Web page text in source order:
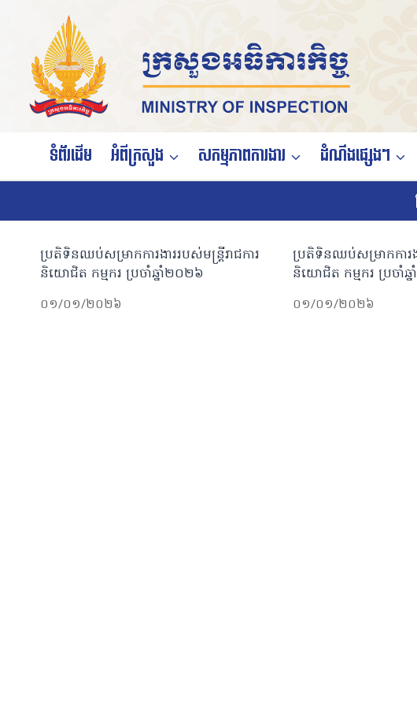
content
ទំព័រដើម អំពីក្រសួង សកម្មភាពការងារ ដំណឹងផ្សេងៗ
ប្រតិទិនឈប់សម្រាកការងាររបស់មន្ត្រីរាជការ
និយោជិត កម្មករ ប្រចាំឆ្នាំ២០២៦
០១/០១/២០២៦
ប្រតិទិនឈប់សម្រាកការង
និយោជិត កម្មករ ប្រចាំឆ្
០១/០១/២០២៦